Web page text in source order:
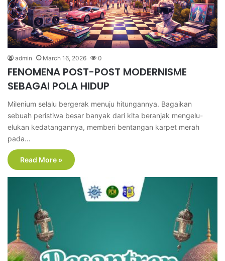
admin March 16, 2026 0
FENOMENA POST-POST MODERNISME
SEBAGAI POLA HIDUP
Milenium selalu bergerak menuju hitungannya. Bagaikan
sebuah peristiwa besar banyak dari kita beranjak mengelu-
elukan kedatangannya, memberi bentangan karpet merah
pada…
Read More »